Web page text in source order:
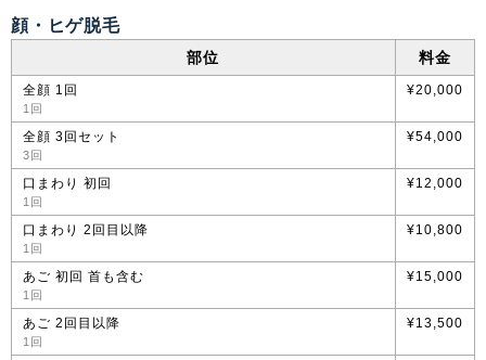
顔・ヒゲ脱毛
部位 料金
全顔 1回
1回
¥20,000
全顔 3回セット
3回
¥54,000
口まわり 初回
1回
¥12,000
口まわり 2回目以降
1回
¥10,800
あご 初回 首も含む
1回
¥15,000
あご 2回目以降
1回
¥13,500
九州・沖縄
福岡県 佐賀県 長崎県 熊本県
大分県 沖縄県